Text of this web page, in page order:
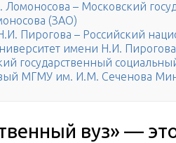
– Московский
(ЗАО)
Пирогова – Российский
имени Н.И.
государственный
МГМУ им. И.М. Сеченова
вуз» —